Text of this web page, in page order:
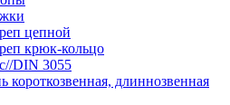
цепной
крюк-кольцо
DIN 3055
короткозвенная, длиннозвенная